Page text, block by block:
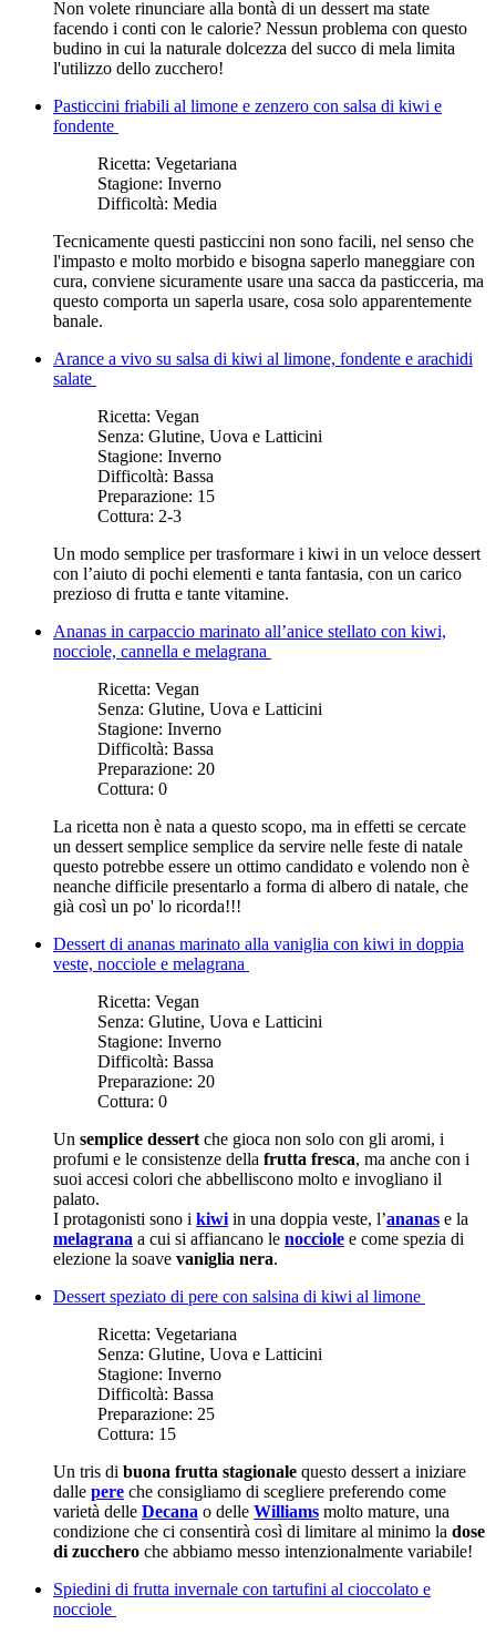
Non volete rinunciare alla bontà di un dessert ma state
facendo i conti con le calorie? Nessun problema con questo
budino in cui la naturale dolcezza del succo di mela limita
l'utilizzo dello zucchero!
Pasticcini friabili al limone e zenzero con salsa di kiwi e
fondente
Ricetta: Vegetariana
Stagione: Inverno
Difficoltà: Media
Tecnicamente questi pasticcini non sono facili, nel senso che
l'impasto e molto morbido e bisogna saperlo maneggiare con
cura, conviene sicuramente usare una sacca da pasticceria, ma
questo comporta un saperla usare, cosa solo apparentemente
banale.
Arance a vivo su salsa di kiwi al limone, fondente e arachidi
salate
Ricetta: Vegan
Senza: Glutine, Uova e Latticini
Stagione: Inverno
Difficoltà: Bassa
Preparazione: 15
Cottura: 2-3
Un modo semplice per trasformare i kiwi in un veloce dessert
con l’aiuto di pochi elementi e tanta fantasia, con un carico
prezioso di frutta e tante vitamine.
Ananas in carpaccio marinato all’anice stellato con kiwi,
nocciole, cannella e melagrana
Ricetta: Vegan
Senza: Glutine, Uova e Latticini
Stagione: Inverno
Difficoltà: Bassa
Preparazione: 20
Cottura: 0
La ricetta non è nata a questo scopo, ma in effetti se cercate
un dessert semplice semplice da servire nelle feste di natale
questo potrebbe essere un ottimo candidato e volendo non è
neanche difficile presentarlo a forma di albero di natale, che
già così un po' lo ricorda!!!
Dessert di ananas marinato alla vaniglia con kiwi in doppia
veste, nocciole e melagrana
Ricetta: Vegan
Senza: Glutine, Uova e Latticini
Stagione: Inverno
Difficoltà: Bassa
Preparazione: 20
Cottura: 0
Un semplice dessert che gioca non solo con gli aromi, i
profumi e le consistenze della frutta fresca, ma anche con i
suoi accesi colori che abbelliscono molto e invogliano il
palato.
I protagonisti sono i kiwi in una doppia veste, l’ananas e la
melagrana a cui si affiancano le nocciole e come spezia di
elezione la soave vaniglia nera.
Dessert speziato di pere con salsina di kiwi al limone
Ricetta: Vegetariana
Senza: Glutine, Uova e Latticini
Stagione: Inverno
Difficoltà: Bassa
Preparazione: 25
Cottura: 15
Un tris di buona frutta stagionale questo dessert a iniziare
dalle pere che consigliamo di scegliere preferendo come
varietà delle Decana o delle Williams molto mature, una
condizione che ci consentirà così di limitare al minimo la dose
di zucchero che abbiamo messo intenzionalmente variabile!
Spiedini di frutta invernale con tartufini al cioccolato e
nocciole